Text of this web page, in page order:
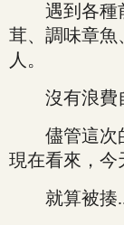
遇到各種
茸、調味章魚
人。
沒有浪費自
儘管這次的
現在看來，今
就算被揍